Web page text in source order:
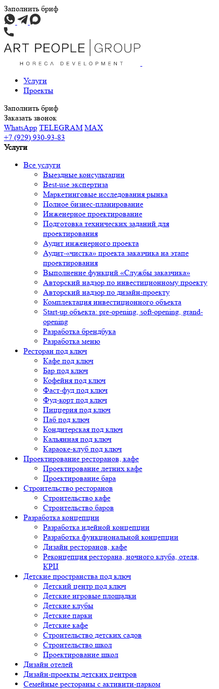
Заполнить бриф
Услуги
Проекты
Заполнить бриф
Заказать звонок
WhatsApp TELEGRAM MAX
+7 (929) 930-93-83
Услуги
Все услуги
Выездные консультации
Best-use экспертиза
Маркетинговые исследования рынка
Полное бизнес-планирование
Инженерное проектирование
Подготовка технических заданий для
проектирования
Аудит инженерного проекта
Аудит-«чистка» проекта заказчика на этапе
проектирования
Выполнение функций «Службы заказчика»
Авторский надзор по инвестиционному проекту
Авторский надзор по дизайн-проекту
Комплектация инвестиционного объекта
Start-up объекта: pre-opening, soft-opening, grand-
opening
Разработка брендбука
Разработка меню
Ресторан под ключ
Кафе под ключ
Бар под ключ
Кофейня под ключ
Фаст-фуд под ключ
Фуд-корт под ключ
Пиццерия под ключ
Паб под ключ
Кондитерская под ключ
Кальянная под ключ
Караоке-клуб под ключ
Проектирование ресторанов, кафе
Проектирование летних кафе
Проектирование бара
Строительство ресторанов
Строительство кафе
Строительство баров
Разработка концепции
Разработка идейной концепции
Разработка функциональной концепции
Дизайн ресторанов, кафе
Реконцепция ресторана, ночного клуба, отеля,
КРЦ
Детские пространства под ключ
Детский центр под ключ
Детские игровые площадки
Детские клубы
Детские парки
Детские кафе
Строительство детских садов
Строительство школ
Проектирование школ
Дизайн отелей
Дизайн-проекты детских центров
Семейные рестораны с активити-парком